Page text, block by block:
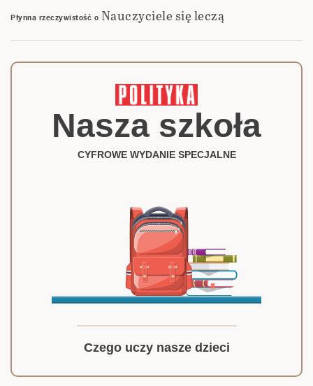
Płynna rzeczywistość o Nauczyciele się leczą
Nasza szkoła
CYFROWE WYDANIE SPECJALNE
Czego uczy nasze dzieci